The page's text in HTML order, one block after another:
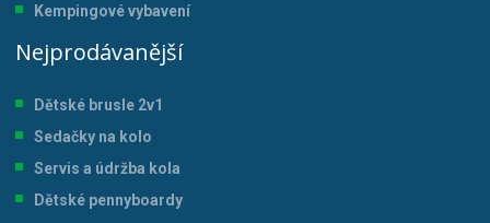
Kempingové vybavení
Nejprodávanější
Dětské brusle 2v1
Sedačky na kolo
Servis a údržba kola
Dětské pennyboardy